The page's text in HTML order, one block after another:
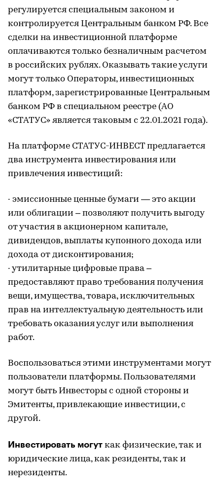
регулируется специальным законом и
контролируется Центральным банком РФ. Все
сделки на инвестиционной платформе
оплачиваются только безналичным расчетом
в российских рублях. Оказывать такие услуги
могут только Операторы, инвестиционных
платформ, зарегистрированные Центральным
банком РФ в специальном реестре (АО
«СТАТУС» является таковым с 22.01.2021 года).
На платформе СТАТУС-ИНВЕСТ предлагается
два инструмента инвестирования или
привлечения инвестиций:
· эмиссионные ценные бумаги — это акции
или облигации – позволяют получить выгоду
от участия в акционерном капитале,
дивидендов, выплаты купонного дохода или
дохода от дисконтирования;
· утилитарные цифровые права –
предоставляют право требования получения
вещи, имущества, товара, исключительных
прав на интеллектуальную деятельность или
требовать оказания услуг или выполнения
работ.
Воспользоваться этими инструментами могут
пользователи платформы. Пользователями
могут быть Инвесторы с одной стороны и
Эмитенты, привлекающие инвестиции, с
другой.
Инвестировать могут как физические, так и
юридические лица, как резиденты, так и
нерезиденты.